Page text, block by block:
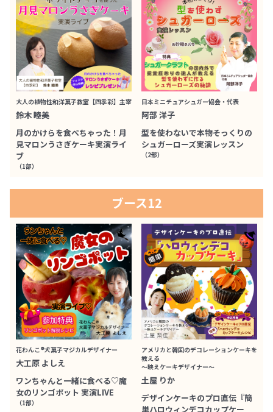
大人の植物性和洋菓子教室【四季彩】主宰
鈴木 睦美
月のかけらを食べちゃった！月
見マロンうさぎケーキ実演ライ
ブ
（1部）
日本ミニチュアシュガー協会・代表
阿部 洋子
型を使わないで本物そっくりの
シュガーローズ実演レッスン
（2部）
ブース12
花わんこ®犬菓子マジカルデザイナー
大工原 よしえ
ワンちゃんと一緒に食べる♡魔
女のリンゴポット 実演LIVE
（1部）
アメリカと韓国のデコレーションケーキを
教える
～映えケーキデザイナー～
土屋 りか
デザインケーキのプロ直伝『簡
単ハロウィンデコカップケー